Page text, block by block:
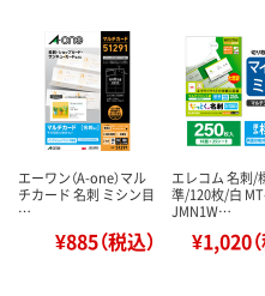
エーワン（A-one）マル
チカード 名刺 ミシン目
…
¥885（税込）
エレコム 名刺/
準/120枚/白
JMN1W…
¥1,020（